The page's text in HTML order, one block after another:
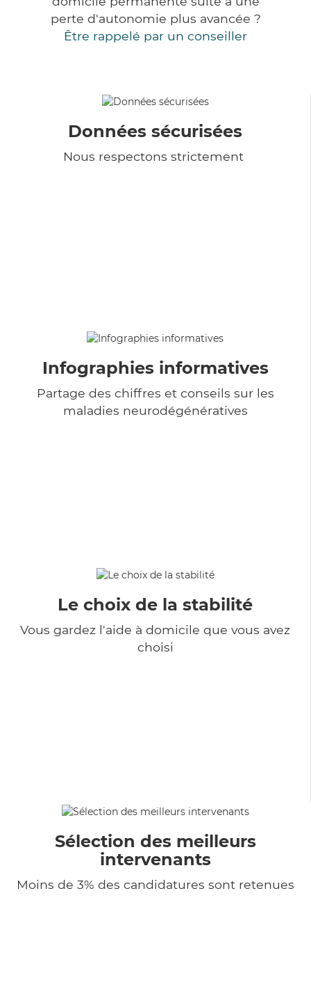
perte d'autonomie plus avancée ?
Être rappelé par un conseiller
Données sécurisées
Nous respectons strictement
Infographies informatives
Partage des chiffres et conseils sur les
maladies neurodégénératives
Le choix de la stabilité
Vous gardez l'aide à domicile que vous avez
choisi
Sélection des meilleurs
intervenants
Moins de 3% des candidatures sont retenues